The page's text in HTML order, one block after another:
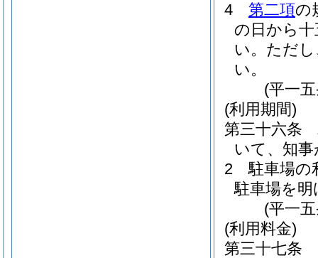
4
第二項の
の日から
い。 ただ
い。
(平一
(利用期間)
第三十六条
いて、知
2
駐車場の
駐車場を
(平一
(利用料金)
第三十七条